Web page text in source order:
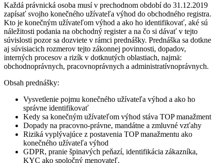
Každá právnická osoba musí v prechodnom období do 31.12.2019
zapísať svojho konečného užívateľa výhod do obchodného registra.
Kto je konečným užívateľom výhod a ako ho identifikovať, aké sú
náležitosti podania na obchodný register a na čo si dávať v tejto
súvislosti pozor sa dozviete v rámci prednášky. Prednáška sa dotkne
aj súvisiacich rozmerov tejto zákonnej povinnosti, dopadov,
interných procesov a rizík v dotknutých oblastiach, najmä:
obchodnoprávnych, pracovnoprávnych a administratívnoprávnych.
Obsah prednášky:
Vysvetlenie pojmu konečného užívateľa výhod a ako ho
správne identifikovať
Kedy sa konečným užívateľom výhod stáva TOP manažment
Dopady na pracovno-právne, mandátne a zmluvné vzťahy
Riziká vyplývajúce z postavenia TOP manažmentu ako
konečného užívateľa výhod
GDPR, pranie špinavých peňazí, identifikácia zákazníka,
KYC ako spoločný menovateľ.